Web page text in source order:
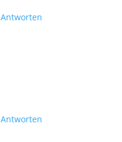
Antworten
Antworten